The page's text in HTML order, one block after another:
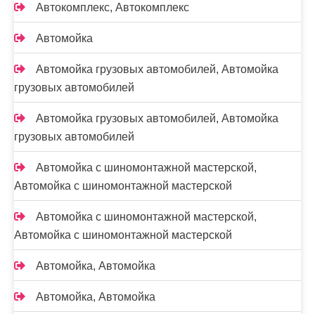
Автокомплекс, Автокомплекс
Автомойка
Автомойка грузовых автомобилей, Автомойка
грузовых автомобилей
Автомойка грузовых автомобилей, Автомойка
грузовых автомобилей
Автомойка с шиномонтажной мастерской,
Автомойка с шиномонтажной мастерской
Автомойка с шиномонтажной мастерской,
Автомойка с шиномонтажной мастерской
Автомойка, Автомойка
Автомойка, Автомойка